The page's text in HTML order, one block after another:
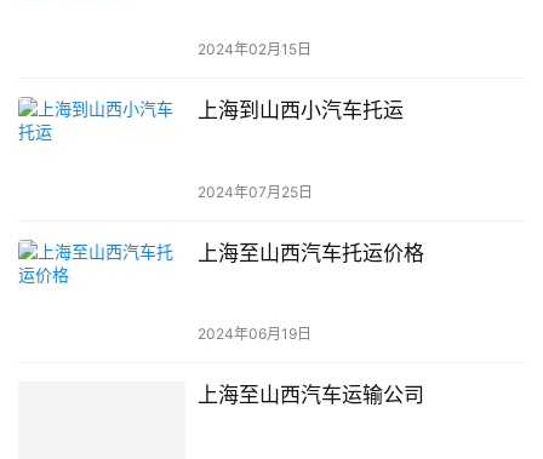
2024年02月15日
上海到山西小汽车托运
2024年07月25日
上海至山西汽车托运价格
2024年06月19日
上海至山西汽车运输公司